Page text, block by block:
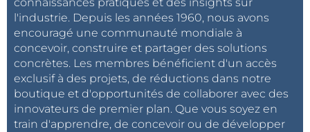
connaissances pratiques et des insights sur
l'industrie. Depuis les années 1960, nous avons
encouragé une communauté mondiale à
concevoir, construire et partager des solutions
concrètes. Les membres bénéficient d'un accès
exclusif à des projets, de réductions dans notre
boutique et d'opportunités de collaborer avec des
innovateurs de premier plan. Que vous soyez en
train d'apprendre, de concevoir ou de développer